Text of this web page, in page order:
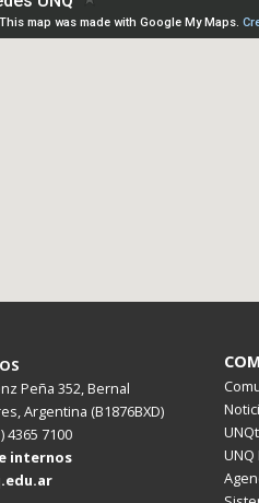
Peña 352, Bernal
Argentina (B1876BXD)
4365 7100
internos
UNQ